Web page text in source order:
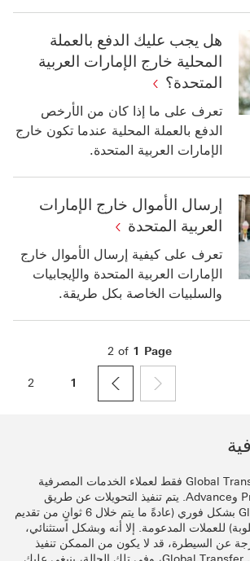
هل يجب عليك الدفع بالعملة
المحلية خارج الإمارات العربية
المتحدة؟
تعرف على ما إذا كان من الأرخص
الدفع بالعملة المحلية عندما تكون خارج
الإمارات العربية المتحدة.
إرسال الأموال خارج الإمارات
العربية المتحدة
تعرف على كيفية إرسال الأموال خارج
الإمارات العربية المتحدة والإيجابيات
والسلبيات الخاصة بكل طريقة.
Page
1
of
2
previous
next
1
page2
تتوفر ميزة Global Transfers فقط لعملاء ‏‫الخدمات المصرفية
الخاصة وPremier وAdvance. يتم تنفيذ التحويلات عن طريق
Global Transfers بشكل فوري (عادةً ما يتم خلال 6 ثوانٍ من تقديم
للعملات المدعومة. إلا أنه وبشكل استثنائي،
عن السيطرة، قد لا يكون من الممكن تنفيذ